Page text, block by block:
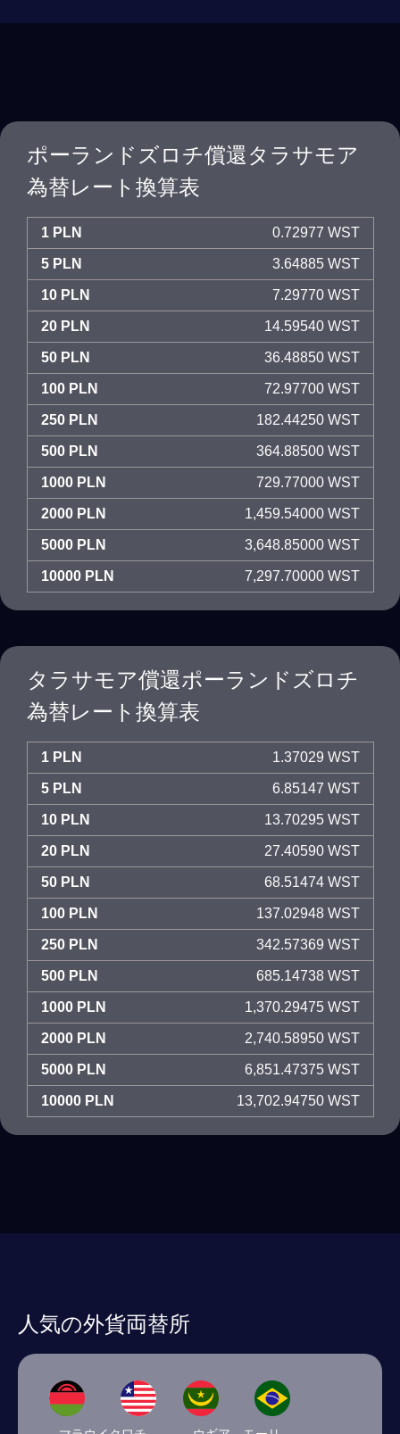
ポーランドズロチ償還タラサモア
為替レート換算表
1 PLN 0.72977 WST
5 PLN 3.64885 WST
10 PLN 7.29770 WST
20 PLN 14.59540 WST
50 PLN 36.48850 WST
100 PLN 72.97700 WST
250 PLN 182.44250 WST
500 PLN 364.88500 WST
1000 PLN 729.77000 WST
2000 PLN 1,459.54000 WST
5000 PLN 3,648.85000 WST
10000 PLN 7,297.70000 WST
タラサモア償還ポーランドズロチ
為替レート換算表
1 PLN 1.37029 WST
5 PLN 6.85147 WST
10 PLN 13.70295 WST
20 PLN 27.40590 WST
50 PLN 68.51474 WST
100 PLN 137.02948 WST
250 PLN 342.57369 WST
500 PLN 685.14738 WST
1000 PLN 1,370.29475 WST
2000 PLN 2,740.58950 WST
5000 PLN 6,851.47375 WST
10000 PLN 13,702.94750 WST
人気の外貨両替所